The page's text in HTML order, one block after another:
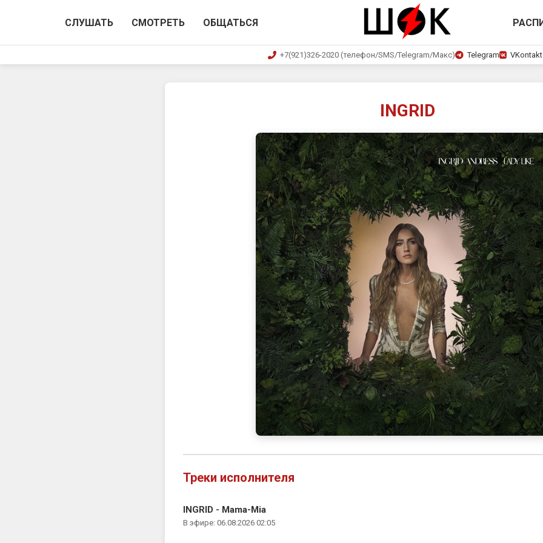
СЛУШАТЬ СМОТРЕТЬ ОБЩАТЬСЯ
+7(921)326-2020 (телефон/SMS/Telegram/Макс) Telegram
INGRID
Треки исполнителя
INGRID - Mama-Mia
В эфире: 06.08.2026 02:05